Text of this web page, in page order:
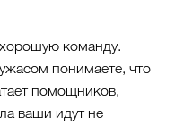
команду.
понимаете, что
помощников,
ваши идут не